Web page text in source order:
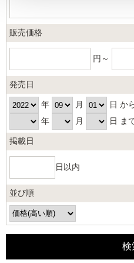
販売価格
円～
発売日
年 月
日 か
年
月 日 ま
掲載日
日以内
並び順